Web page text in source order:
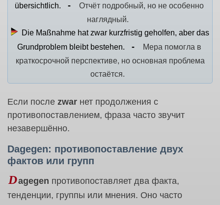
übersichtlich.
Отчёт подробный, но не особенно
наглядный.
Die Maßnahme hat zwar kurzfristig geholfen, aber das
Grundproblem bleibt bestehen.
Мера помогла в
краткосрочной перспективе, но основная проблема
остаётся.
Если после zwar нет продолжения с
противопоставлением, фраза часто звучит
незавершённо.
Dagegen: противопоставление двух
фактов или групп
Dagegen противопоставляет два факта,
тенденции, группы или мнения. Оно часто